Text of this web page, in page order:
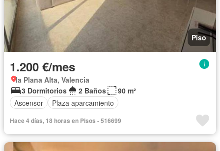
Piso
1.200 €/mes
la Plana Alta, Valencia
3 Dormitorios
2 Baños
90 m²
Ascensor
Plaza aparcamiento
Hace 4 días, 18 horas en Pisos - 516699